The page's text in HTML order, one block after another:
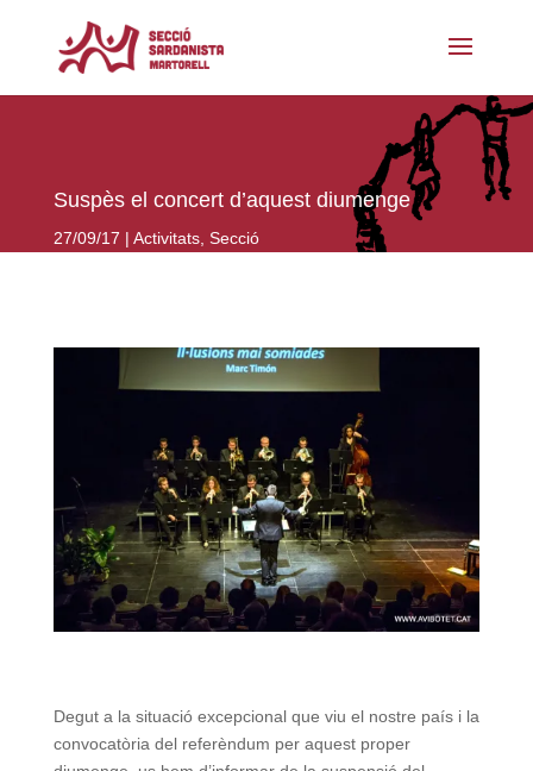
Suspès el concert d’aquest diumenge
27/09/17 Activitats, Secció
Degut a la situació excepcional que viu el nostre país i la
convocatòria del referèndum per aquest proper